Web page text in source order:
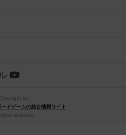
Copyright (c)
ードゲームの総合情報サイト
reserved.